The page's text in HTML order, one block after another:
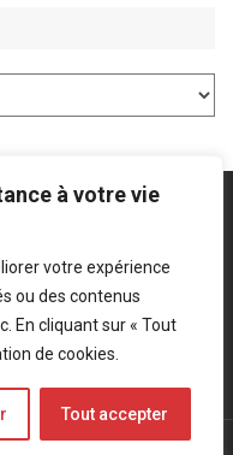
à votre vie
votre expérience
ou des contenus
En cliquant sur « Tout
de cookies.
Tout accepter
- 2022